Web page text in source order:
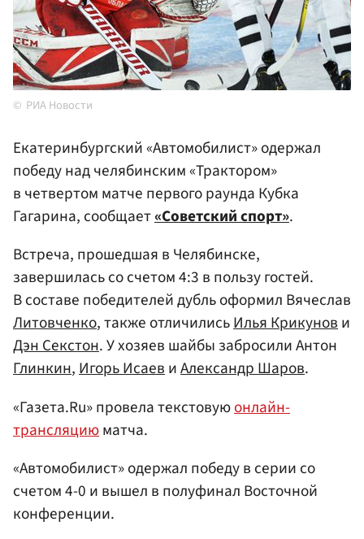
РИА Новости
Екатеринбургский «Автомобилист» одержал
победу над челябинским «Трактором»
в четвертом матче первого раунда Кубка
Гагарина, сообщает«Советский спорт».
Встреча, прошедшая в Челябинске,
завершилась со счетом 4:3 в пользу гостей.
В составе победителей дубль оформил Вячеслав
Литовченко, также отличилисьИлья Крикунови
Дэн Секстон. У хозяев шайбы забросили Антон
Глинкин,Игорь ИсаевиАлександр Шаров.
«Газета.Ru» провела текстовуюонлайн-
трансляциюматча.
«Автомобилист» одержал победу в серии со
счетом 4-0 и вышел в полуфинал Восточной
конференции.